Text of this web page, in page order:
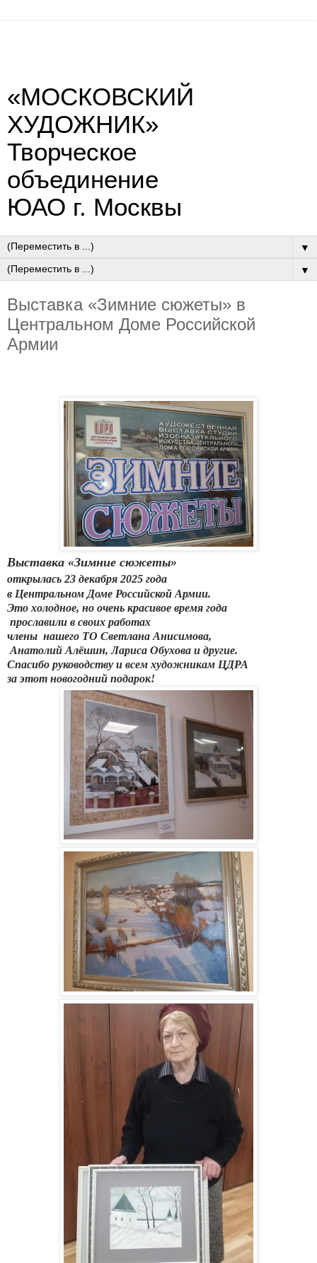
«МОСКОВСКИЙ
ХУДОЖНИК»
Творческое
объединение
ЮАО г. Москвы
▼
▼
Выставка «Зимние сюжеты» в
Центральном Доме Российской
Армии
Выставка «Зимние сюжеты»
открылась 23 декабря 2025 года
в Центральном Доме Российской Армии.
Это холодное, но очень красивое время года
прославили в своих работах
члены нашего ТО Светлана Анисимова,
Анатолий Алёшин, Лариса Обухова и другие.
Спасибо руководству и всем художникам ЦДРА
за этот новогодний подарок!